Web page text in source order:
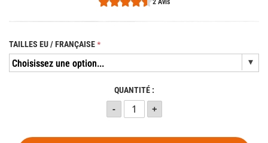
2 Avis
TAILLES EU / FRANÇAISE
QUANTITÉ :